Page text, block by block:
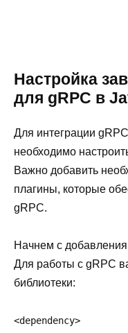
Настройка
для gRPC в
Для интеграции
необходимо
Важно добавить
плагины, которые
gRPC.
Начнем с
Для работы с gRPC
библиотеки:
<dependency>